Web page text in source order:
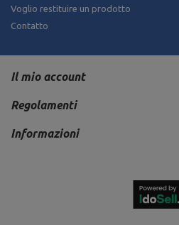
Voglio restituire un prodotto
Contatto
Il mio account
Regolamenti
Informazioni